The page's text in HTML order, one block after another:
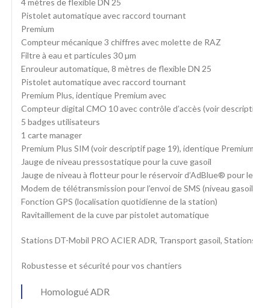
4 mètres de flexible DN 25
Pistolet automatique avec raccord tournant
Premium
Compteur mécanique 3 chiffres avec molette de RAZ
Filtre à eau et particules 30 µm
Enrouleur automatique, 8 mètres de flexible DN 25
Pistolet automatique avec raccord tournant
Premium Plus, identique Premium avec
Compteur digital CMO 10 avec contrôle d’accès (voir
5 badges utilisateurs
1 carte manager
Premium Plus SIM (voir descriptif page 19), identique
Jauge de niveau pressostatique pour la cuve gasoil
Jauge de niveau à flotteur pour le réservoir d’AdBlue® pour
Modem de télétransmission pour l’envoi de SMS (niveau
Fonction GPS (localisation quotidienne de la station)
Ravitaillement de la cuve par pistolet automatique
Stations DT-Mobil PRO ACIER ADR, Transport gasoil,
Robustesse et sécurité pour vos chantiers
Homologué ADR